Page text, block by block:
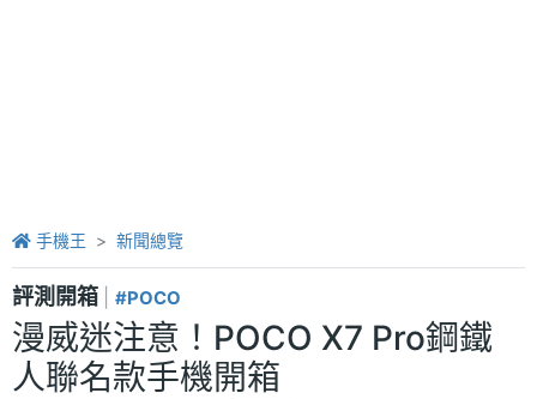
手機王 新聞總覽
評測開箱 #POCO
漫威迷注意！POCO X7 Pro鋼鐵
人聯名款手機開箱